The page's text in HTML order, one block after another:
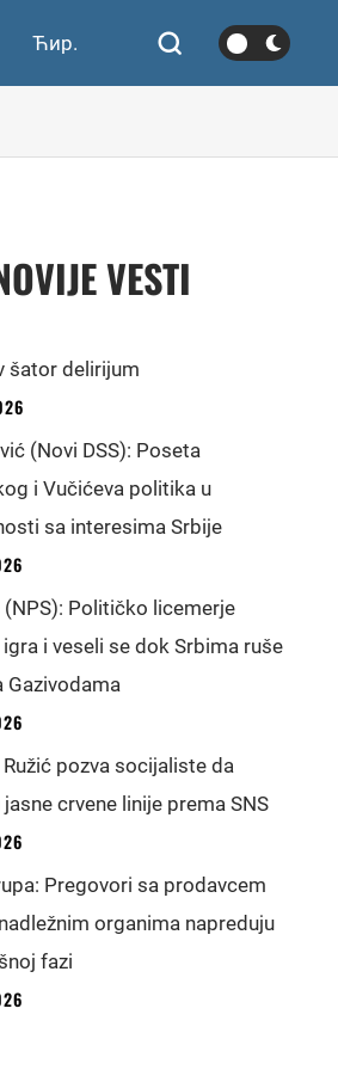
Ћир.
VESTI
šator delirijum
(Novi DSS): Poseta
i Vučićeva politika u
sa interesima Srbije
Političko licemerje
igra i veseli se dok Srbima ruše
Gazivodama
pozva socijaliste da
crvene linije prema SNS
Pregovori sa prodavcem
organima napreduju
fazi